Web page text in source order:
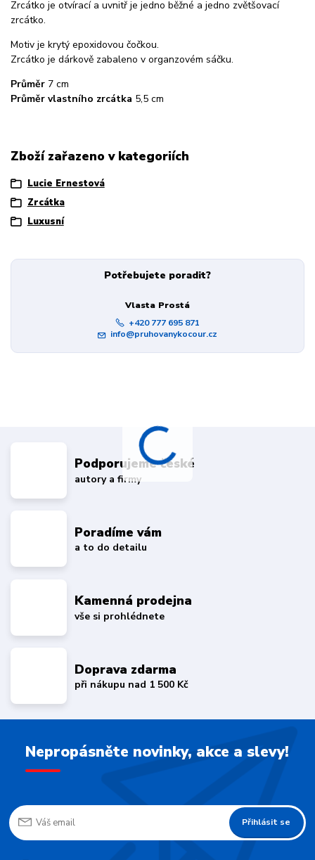
Zrcátko je otvírací a uvnitř je jedno běžné a jedno zvětšovací
zrcátko.
Motiv je krytý epoxidovou čočkou.
Zrcátko je dárkově zabaleno v organzovém sáčku.
Průměr 7 cm
Průměr vlastního zrcátka 5,5 cm
Zboží zařazeno v kategoriích
Lucie Ernestová
Zrcátka
Luxusní
Potřebujete poradit?
Vlasta Prostá
+420 777 695 871
info@pruhovanykocour.cz
Podporujeme české
autory a firmy
Poradíme vám
a to do detailu
Kamenná prodejna
vše si prohlédnete
Doprava zdarma
při nákupu nad 1 500 Kč
Nepropásněte novinky, akce a slevy!
Přihlásit se